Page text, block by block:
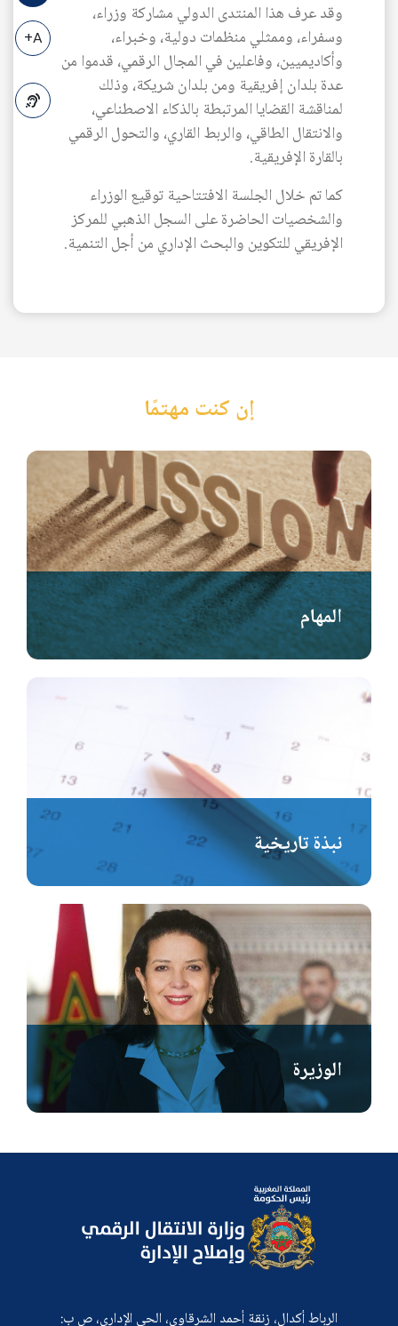
وقد عرف هذا المنتدى الدولي مشاركة وزراء،
وسفراء، وممثلي منظمات دولية، وخبراء،
وأكاديميين، وفاعلين في المجال الرقمي، قدموا من
عدة بلدان إفريقية ومن بلدان شريكة، وذلك
لمناقشة القضايا المرتبطة بالذكاء الاصطناعي،
والانتقال الطاقي، والربط القاري، والتحول الرقمي
بالقارة الإفريقية.
كما تم خلال الجلسة الافتتاحية توقيع الوزراء
والشخصيات الحاضرة على السجل الذهبي للمركز
الإفريقي للتكوين والبحث الإداري من أجل التنمية.
A+
إن كنت مهتمًا
المهام
نبذة تاريخية
الوزيرة
الرباط أكدال، زنقة أحمد الشرقاوي، الحي الإداري، ص ب: